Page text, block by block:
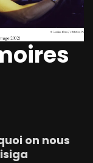
on nous